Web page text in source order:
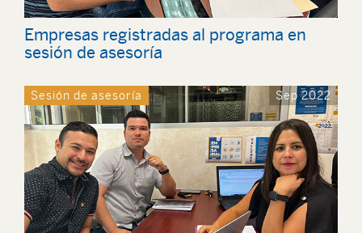
Empresas registradas al programa en
sesión de asesoría
Sesión de asesoría Sep 2022